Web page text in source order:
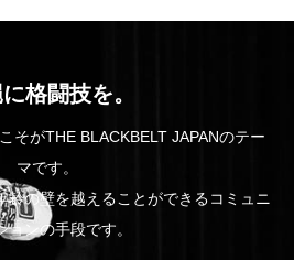
格闘技を。
そがTHE BLACKBELT JAPANのテー
マです。
齢の壁を越えることができるコミュニ
ョンの手段です。